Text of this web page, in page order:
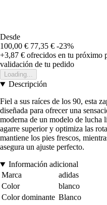
Desde
100,00 € 77,35 € -23%
+3,87 € ofrecidos en tu próximo
validación de tu pedido
Loading...
Descripción
Fiel a sus raíces de los 90, esta
diseñada para ofrecer una
moderna de un modelo de
agarre superior y optimiza las
mantiene los pies frescos,
asegura un ajuste perfecto.
Información adicional
Marca
adidas
Color
blanco
Color dominante Blanco